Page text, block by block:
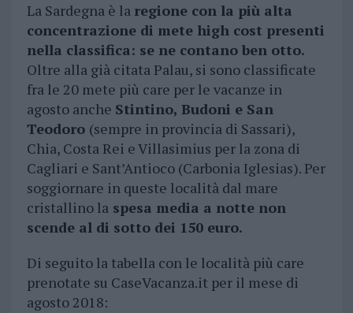
La Sardegna è la regione con la più alta
concentrazione di mete high cost presenti
nella classifica: se ne contano ben otto.
Oltre alla già citata Palau, si sono classificate
fra le 20 mete più care per le vacanze in
agosto anche Stintino, Budoni e San
Teodoro (sempre in provincia di Sassari),
Chia, Costa Rei e Villasimius per la zona di
Cagliari e Sant’Antioco (Carbonia Iglesias). Per
soggiornare in queste località dal mare
cristallino laspesa media a notte non
scende al di sotto dei 150 euro.
Di seguito la tabella con le località più care
prenotate su CaseVacanza.it per il mese di
agosto 2018: